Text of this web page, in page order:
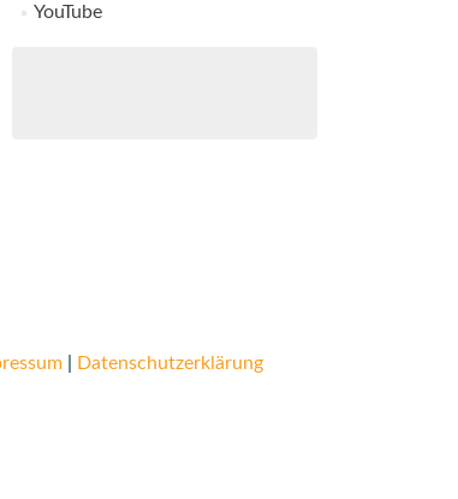
YouTube
|
Datenschutzerklärung